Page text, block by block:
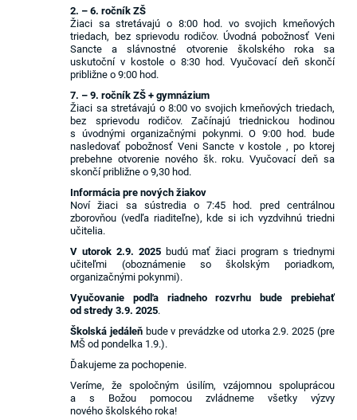
2. – 6. ročník ZŠ
Žiaci sa stretávajú o 8:00 hod. vo svojich kmeňových
triedach, bez sprievodu rodičov. Úvodná pobožnosť Veni
Sancte a slávnostné otvorenie školského roka sa
uskutoční v kostole o 8:30 hod. Vyučovací deň skončí
približne o 9:00 hod.
7. – 9. ročník ZŠ + gymnázium
Žiaci sa stretávajú o 8:00 vo svojich kmeňových triedach,
bez sprievodu rodičov. Začínajú triednickou hodinou
s úvodnými organizačnými pokynmi. O 9:00 hod. bude
nasledovať pobožnosť Veni Sancte v kostole , po ktorej
prebehne otvorenie nového šk. roku. Vyučovací deň sa
skončí približne o 9,30 hod.
Informácia pre nových žiakov
Noví žiaci sa sústredia o 7:45 hod. pred centrálnou
zborovňou (vedľa riaditeľne), kde si ich vyzdvihnú triedni
učitelia.
V utorok 2.9. 2025budú mať žiaci program s triednymi
učiteľmi (oboznámenie so školským poriadkom,
organizačnými pokynmi).
Vyučovanie podľa riadneho rozvrhu bude prebiehať
od stredy 3.9. 2025.
Školská jedáleňbude v prevádzke od utorka 2.9. 2025 (pre
MŠ od pondelka 1.9.).
Ďakujeme za pochopenie.
Veríme, že spoločným úsilím, vzájomnou spoluprácou
a s Božou pomocou zvládneme všetky výzvy
nového školského roka!